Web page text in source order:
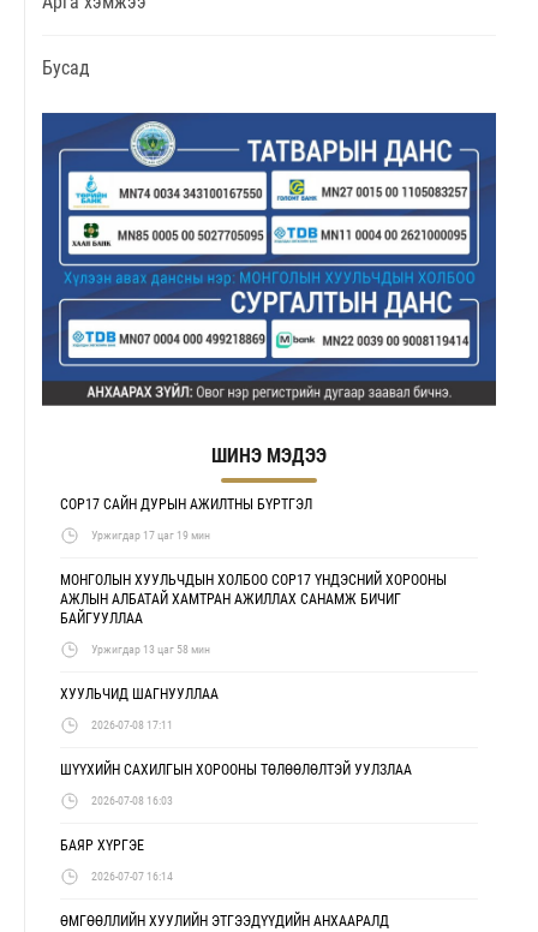
Бусад
ШИНЭ МЭДЭЭ
COP17 САЙН ДУРЫН АЖИЛТНЫ БҮРТГЭЛ
Уржигдар 17 цаг 19 мин
МОНГОЛЫН ХУУЛЬЧДЫН ХОЛБОО COP17 ҮНДЭСНИЙ ХОРООНЫ
АЖЛЫН АЛБАТАЙ ХАМТРАН АЖИЛЛАХ САНАМЖ БИЧИГ
БАЙГУУЛЛАА
Уржигдар 13 цаг 58 мин
ХУУЛЬЧИД ШАГНУУЛЛАА
2026-07-08 17:11
ШҮҮХИЙН САХИЛГЫН ХОРООНЫ ТӨЛӨӨЛӨЛТЭЙ УУЛЗЛАА
2026-07-08 16:03
БАЯР ХҮРГЭЕ
2026-07-07 16:14
ӨМГӨӨЛЛИЙН ХУУЛИЙН ЭТГЭЭДҮҮДИЙН АНХААРАЛД